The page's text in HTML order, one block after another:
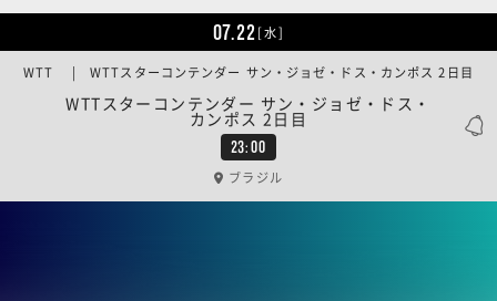
07.22[水]
23:00
WTTスターコンテンダー サン・ジョゼ・ドス・
カンポス 2日目
WTT | WTTスターコンテンダー サン・ジョゼ・ドス・カンポス 2日目
ブラジル